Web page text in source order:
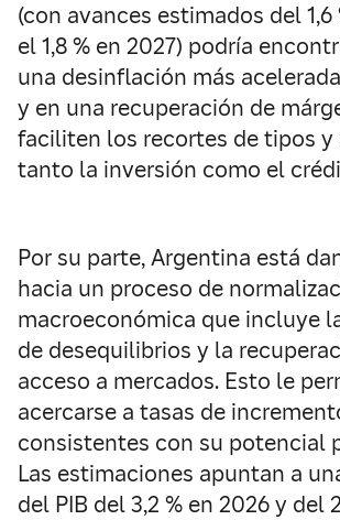
(con avances estimados del 1,6
el 1,8 % en 2027) podría
una desinflación más
y en una recuperación de
faciliten los recortes de tipos y
tanto la inversión como el
Por su parte, Argentina está
hacia un proceso de
macroeconómica que incluye
de desequilibrios y la
acceso a mercados. Esto le
acercarse a tasas de
consistentes con su potencial
Las estimaciones apuntan a
del PIB del 3,2 % en 2026 y del